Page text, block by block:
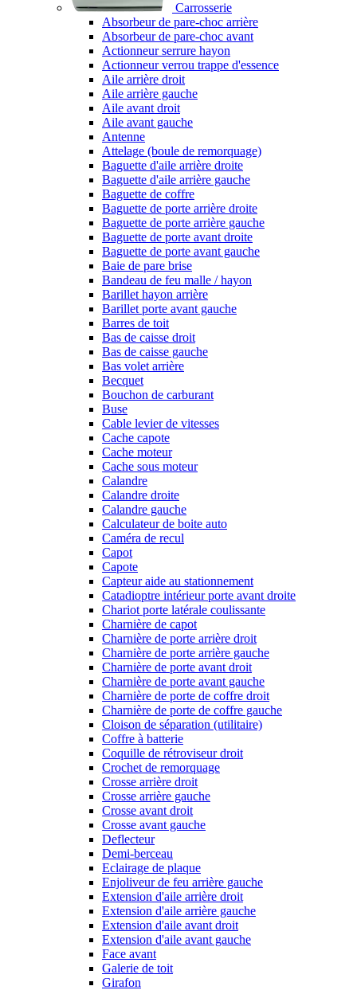
Carrosserie
Absorbeur de pare-choc arrière
Absorbeur de pare-choc avant
Actionneur serrure hayon
Actionneur verrou trappe d'essence
Aile arrière droit
Aile arrière gauche
Aile avant droit
Aile avant gauche
Antenne
Attelage (boule de remorquage)
Baguette d'aile arrière droite
Baguette d'aile arrière gauche
Baguette de coffre
Baguette de porte arrière droite
Baguette de porte arrière gauche
Baguette de porte avant droite
Baguette de porte avant gauche
Baie de pare brise
Bandeau de feu malle / hayon
Barillet hayon arrière
Barillet porte avant gauche
Barres de toit
Bas de caisse droit
Bas de caisse gauche
Bas volet arrière
Becquet
Bouchon de carburant
Buse
Cable levier de vitesses
Cache capote
Cache moteur
Cache sous moteur
Calandre
Calandre droite
Calandre gauche
Calculateur de boite auto
Caméra de recul
Capot
Capote
Capteur aide au stationnement
Catadioptre intérieur porte avant droite
Chariot porte latérale coulissante
Charnière de capot
Charnière de porte arrière droit
Charnière de porte arrière gauche
Charnière de porte avant droit
Charnière de porte avant gauche
Charnière de porte de coffre droit
Charnière de porte de coffre gauche
Cloison de séparation (utilitaire)
Coffre à batterie
Coquille de rétroviseur droit
Crochet de remorquage
Crosse arrière droit
Crosse arrière gauche
Crosse avant droit
Crosse avant gauche
Deflecteur
Demi-berceau
Eclairage de plaque
Enjoliveur de feu arrière gauche
Extension d'aile arrière droit
Extension d'aile arrière gauche
Extension d'aile avant droit
Extension d'aile avant gauche
Face avant
Galerie de toit
Girafon